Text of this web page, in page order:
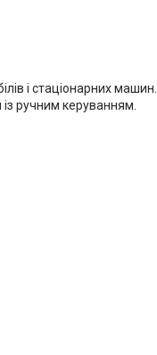
і стаціонарних машин.
ручним керуванням.